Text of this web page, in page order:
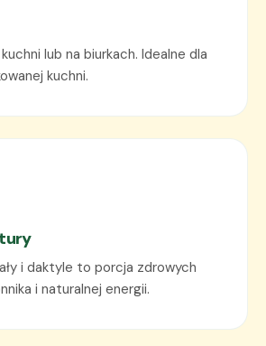
lub na biurkach. Idealne dla
kuchni.
i daktyle to porcja zdrowych
i naturalnej energii.